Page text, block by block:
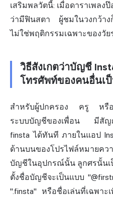
เสริมพลวัตนี้: เมื่อดาราเพลง
ว่ามีฟินสตา ผู้ชมในวงกว้าง
ไม่ใช่พฤติกรรมเฉพาะของวัย
วิธีสังเกตว่าบัญชี
โทรศัพท์ของคนอื่นเ
สำหรับผู้ปกครอง ครู หรือ
ระบบบัญชีของเพื่อน มีสัญ
finsta ได้ทันที ภายในแอป
ด้านบนของโปรไฟล์หมายคว
บัญชีในอุปกรณ์นั้น ลูกศรนั้นเ
ตั้งชื่อบัญชีจะเป็นแบบ
".finsta" หรือชื่อเล่นที่เฉพา